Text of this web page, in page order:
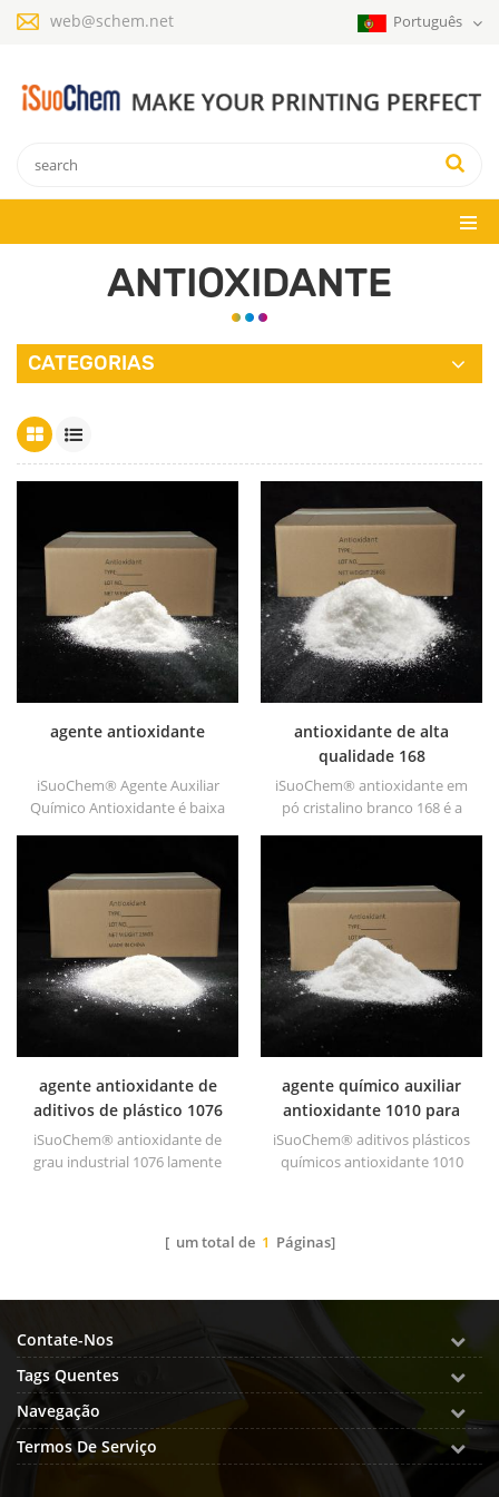
web@schem.net Português
ANTIOXIDANTE
CATEGORIAS
agente antioxidante
iSuoChem® Agente Auxiliar
Químico Antioxidante é baixa
utilizado em polipropileno,
polietileno, ABS,
policarbonato Resina de fibra
e poliéster e outras síntese de
plásticos e processamento.
antioxidante de alta
qualidade 168
iSuoChem® antioxidante em
pó cristalino branco 168 é a
polipropileno, polietileno, abs,
fibra de policarbonato e
resina de poliéster e outros
plásticos síntese e
processamento.
agente antioxidante de
aditivos de plástico 1076
iSuoChem® antioxidante de
grau industrial 1076 lamente
sintética, graxa, tintas e
agente químico auxiliar
antioxidante 1010 para
plásticos
iSuoChem® aditivos plásticos
químicos antioxidante 1010
[ um total de 1 Páginas]
Contate-Nos
Tags Quentes
Navegação
Termos De Serviço